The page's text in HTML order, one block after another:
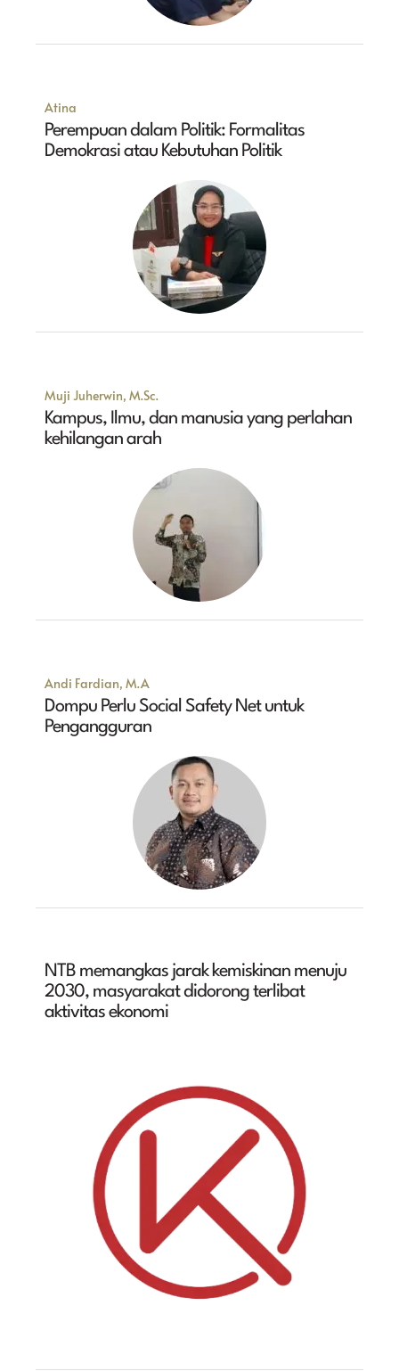
Atina
Perempuan dalam Politik: Formalitas
Demokrasi atau Kebutuhan Politik
Muji Juherwin, M.Sc.
Kampus, Ilmu, dan manusia yang perlahan
kehilangan arah
Andi Fardian, M.A
Dompu Perlu Social Safety Net untuk
Pengangguran
NTB memangkas jarak kemiskinan menuju
2030, masyarakat didorong terlibat
aktivitas ekonomi